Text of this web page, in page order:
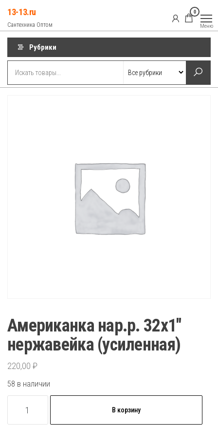
содержимому
13-13.ru
Сантехника Оптом
0
Меню
Рубрики
Американка нар.р. 32х1″
нержавейка (усиленная)
220,00 ₽
58 в наличии
товара
В корзину